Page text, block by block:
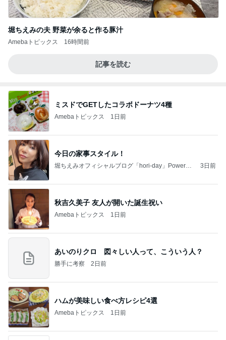
堀ちえみの夫 野菜が余ると作る豚汁
Amebaトピックス 16時間前
記事を読む
ミスドでGETしたコラボドーナツ4種
Amebaトピックス 1日前
今日の家事スタイル！
堀ちえみオフィシャルブログ「hori-day」Powered
3日前
秋吉久美子 友人が開いた誕生祝い
Amebaトピックス 1日前
あいのりクロ 図々しい人って、こういう人？
勝手に考察 2日前
ハムが美味しい食べ方レシピ4選
Amebaトピックス 1日前